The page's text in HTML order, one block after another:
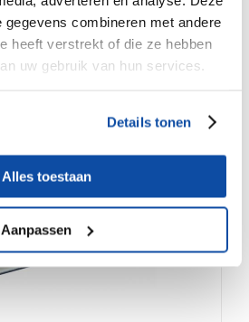
gegevens combineren met andere
heeft verstrekt of die ze hebben
uw gebruik van hun services.
Details tonen
Alles toestaan
Aanpassen
T voet